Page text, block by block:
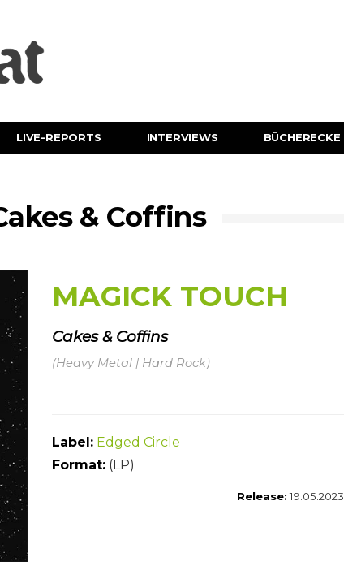
LIVE-REPORTS INTERVIEWS BÜCHERECKE
& Coffins
MAGICK TOUCH
Cakes & Coffins
(Heavy Metal | Hard Rock)
Label: Edged Circle
Format: (LP)
Release:19.05.2023